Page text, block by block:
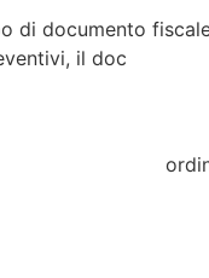
di documento
il doc